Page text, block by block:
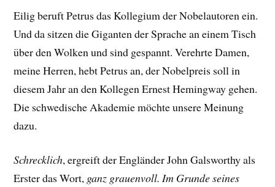
Eilig beruft Petrus das Kollegium der Nobelautoren ein.
Und da sitzen die Giganten der Sprache an einem Tisch
über den Wolken und sind gespannt. Verehrte Damen,
meine Herren, hebt Petrus an, der Nobelpreis soll in
diesem Jahr an den Kollegen Ernest Hemingway gehen.
Die schwedische Akademie möchte unsere Meinung
dazu.
Schrecklich, ergreift der Engländer John Galsworthy als
Erster das Wort, ganz grauenvoll. Im Grunde seines